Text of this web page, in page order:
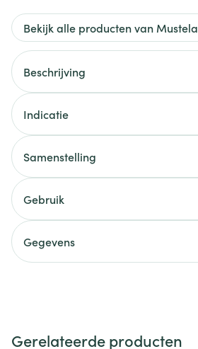
Bekijk alle producten van Mustela
Beschrijving
Indicatie
Samenstelling
Gebruik
Gegevens
Gerelateerde producten